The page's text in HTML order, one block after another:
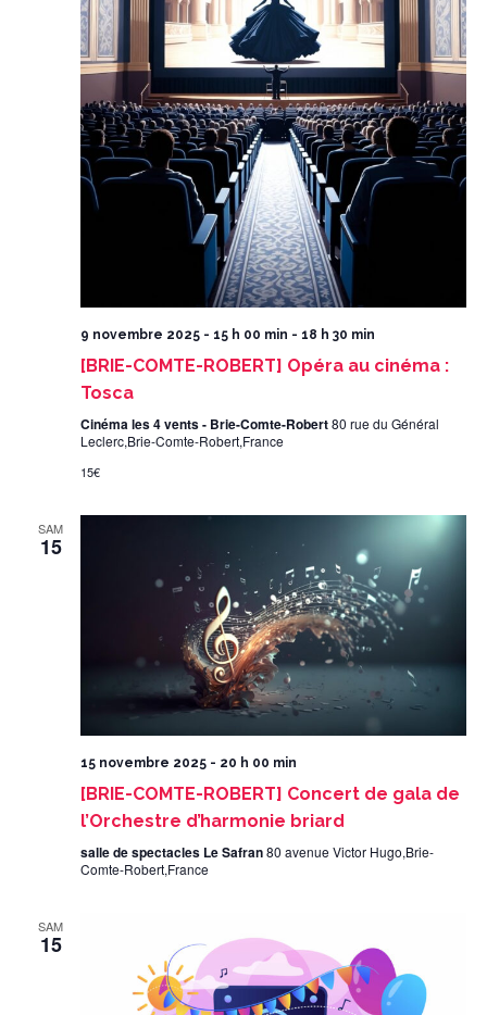
9 novembre 2025 - 15 h 00 min - 18 h 30 min
[BRIE-COMTE-ROBERT] Opéra au cinéma :
Tosca
Cinéma les 4 vents - Brie-Comte-Robert80 rue du Général
Leclerc,Brie-Comte-Robert,France
15€
SAM
15
15 novembre 2025 - 20 h 00 min
[BRIE-COMTE-ROBERT] Concert de gala de
l’Orchestre d’harmonie briard
salle de spectacles Le Safran80 avenue Victor Hugo,Brie-
Comte-Robert,France
SAM
15